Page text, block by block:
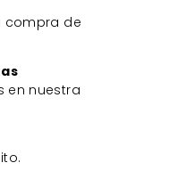
compra de
en nuestra